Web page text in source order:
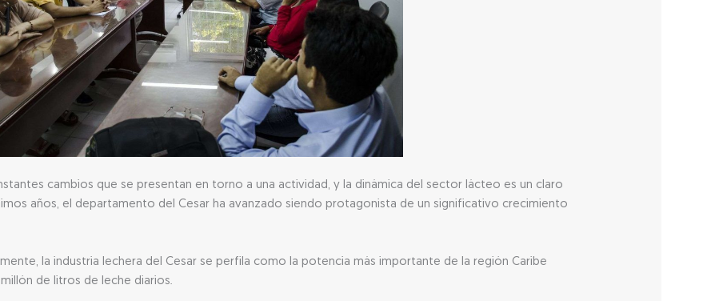
cambios que se presentan en torno a una actividad, y la dinámica del sector lácteo es un claro
años, el departamento del Cesar ha avanzado siendo protagonista de un significativo crecimiento
la industria lechera del Cesar se perfila como la potencia más importante de la región Caribe
de litros de leche diarios.